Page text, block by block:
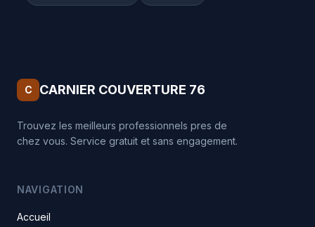
C CARNIER COUVERTURE 76
Trouvez les meilleurs professionnels pres de
chez vous. Service gratuit et sans engagement.
NAVIGATION
Accueil